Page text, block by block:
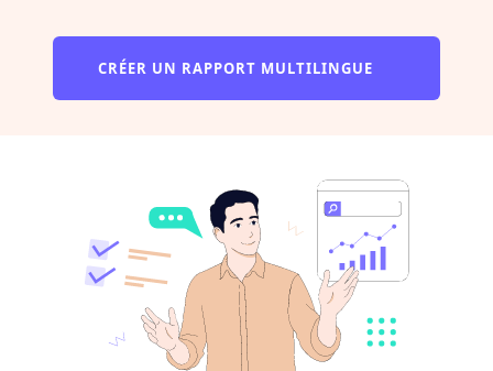
CRÉER UN RAPPORT MULTILINGUE